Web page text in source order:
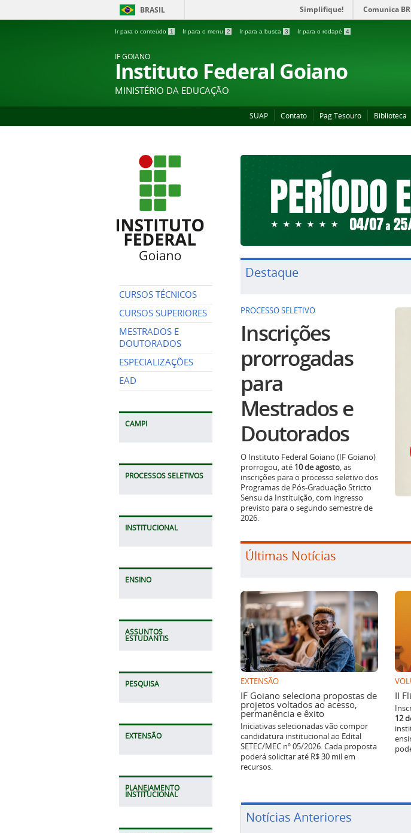
BRASIL Simplifique! Comunica BR
Ir para o conteúdo 1 Ir para o menu 2 Ir para a busca 3 Ir para o rodapé 4
IF GOIANO
Instituto Federal Goiano
MINISTÉRIO DA EDUCAÇÃO
SUAP Contato Pag Tesouro Biblioteca
CURSOS TÉCNICOS
CURSOS SUPERIORES
MESTRADOS E
DOUTORADOS
ESPECIALIZAÇÕES
EAD
CAMPI
PROCESSOS SELETIVOS
INSTITUCIONAL
ENSINO
ASSUNTOS
ESTUDANTIS
PESQUISA
EXTENSÃO
PLANEJAMENTO
INSTITUCIONAL
Destaque
PROCESSO SELETIVO
Inscrições
prorrogadas
para
Mestrados e
Doutorados
O Instituto Federal Goiano (IF Goiano)
prorrogou, até 10 de agosto, as
inscrições para o processo seletivo dos
Programas de Pós-Graduação Stricto
Sensu da Instituição, com ingresso
previsto para o segundo semestre de
2026.
Últimas Notícias
EXTENSÃO
IF Goiano seleciona propostas de
projetos voltados ao acesso,
permanência e êxito
Iniciativas selecionadas vão compor
candidatura institucional ao Edital
SETEC/MEC nº 05/2026. Cada proposta
poderá solicitar até R$ 30 mil em
recursos.
II
12
Notícias Anteriores